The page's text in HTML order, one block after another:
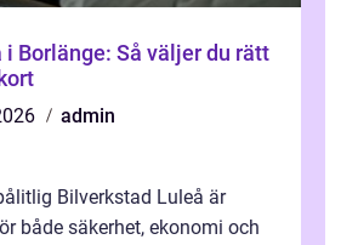
i Borlänge: Så väljer du rätt
admin
Bilverkstad Luleå är
både säkerhet, ekonomi och